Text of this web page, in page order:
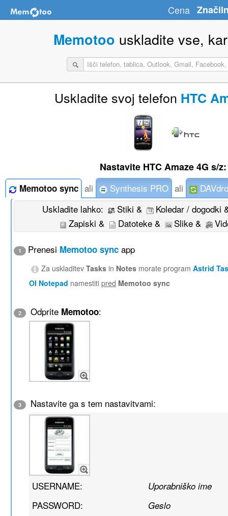
Cena
Memotoo uskladite vse,
Uskladite svoj telefon HTC
Nastavite HTC Amaze 4G s/z:
Memotoo sync ali Synthesis PRO ali
Uskladite lahko:
Stiki &
Koledar / dogodki
Zapiski &
Datoteke & Slike &
1 Prenesi Memotoo sync app
Za uskladitevTasks in Notes morate programAstrid
OI Notepad namestitipred Memotoo sync
2 Odprite Memotoo:
3 Nastavite ga s tem nastavitvami:
USERNAME: Uporabniško ime
PASSWORD: Geslo